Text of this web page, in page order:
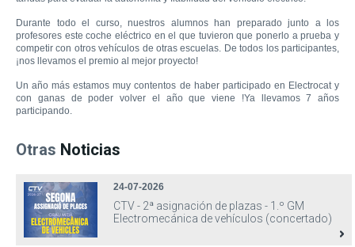
Durante todo el curso, nuestros alumnos han preparado junto a los
profesores este coche eléctrico en el que tuvieron que ponerlo a prueba y
competir con otros vehículos de otras escuelas. De todos los participantes,
¡nos llevamos el premio al mejor proyecto!
Un año más estamos muy contentos de haber participado en Electrocat y
con ganas de poder volver el año que viene !Ya llevamos 7 años
participando.
Otras Noticias
24-07-2026
CTV - 2ª asignación de plazas - 1.º GM
Electromecánica de vehículos (concertado)